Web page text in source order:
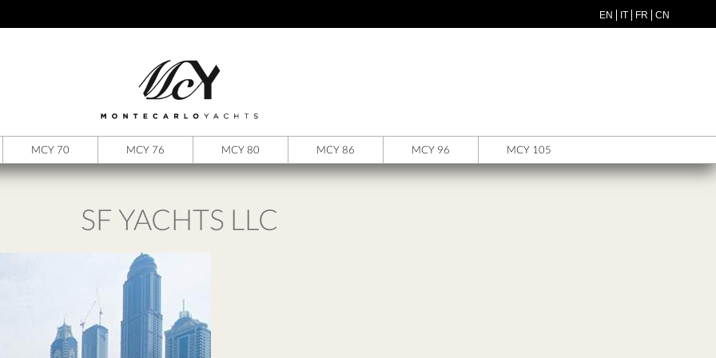
EN IT FR CN
MCY 70 MCY 76 MCY 80 MCY 86 MCY 96 MCY 105
SF YACHTS LLC